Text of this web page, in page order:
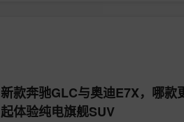
新款奔驰GLC与奥迪E7X，哪
起体验纯电旗舰SUV